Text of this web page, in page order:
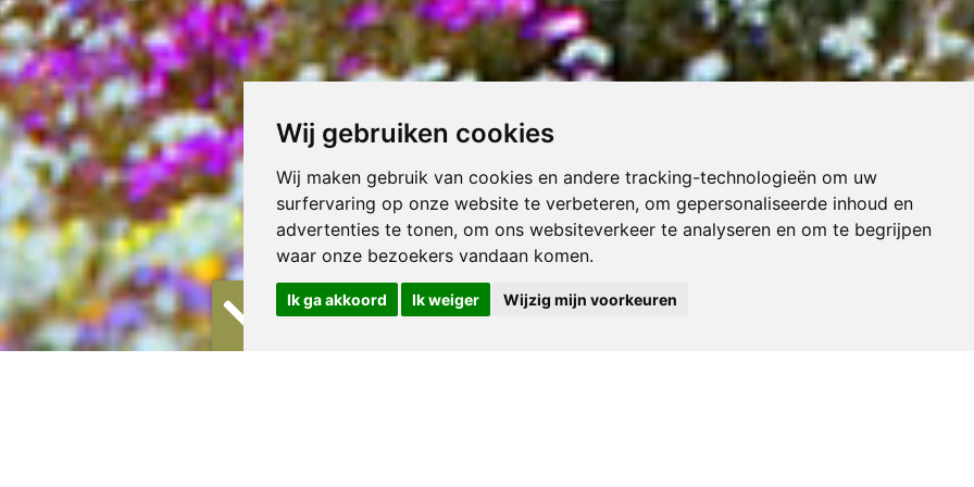
Wij gebruiken cookies
Wij maken gebruik van cookies en andere tracking-technologieën om uw
surfervaring op onze website te verbeteren, om gepersonaliseerde inhoud en
advertenties te tonen, om ons websiteverkeer te analyseren en om te begrijpen
waar onze bezoekers vandaan komen.
Ik ga akkoord Ik weiger Wijzig mijn voorkeuren